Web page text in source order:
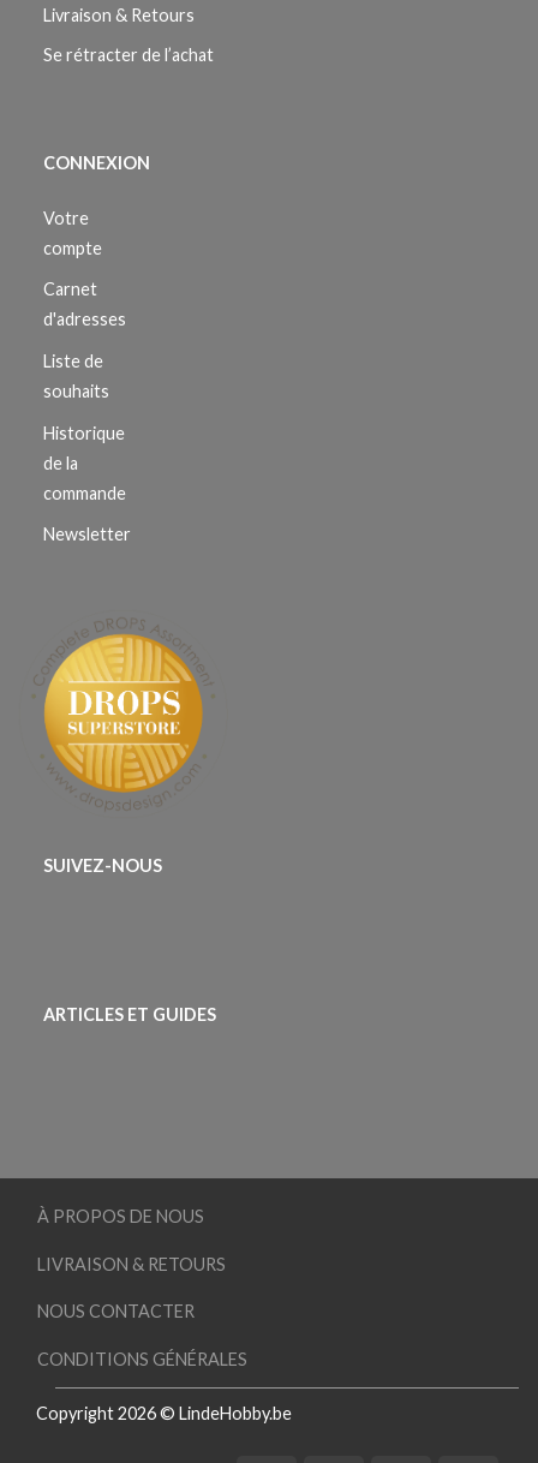
Livraison & Retours
Se rétracter de l’achat
CONNEXION
Votre
compte
Carnet
d'adresses
Liste de
souhaits
Historique
de la
commande
Newsletter
SUIVEZ-NOUS
ARTICLES ET GUIDES
À PROPOS DE NOUS
LIVRAISON & RETOURS
NOUS CONTACTER
CONDITIONS GÉNÉRALES
Copyright 2026 © LindeHobby.be